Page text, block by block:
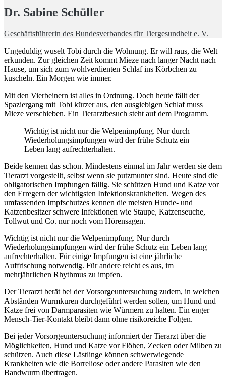
Dr. Sabine Schüller
Geschäftsführerin des Bundesverbandes für Tiergesundheit e. V.
Ungeduldig wuselt Tobi durch die Wohnung. Er will raus, die Welt
erkunden. Zur gleichen Zeit kommt Mieze nach langer Nacht nach
Hause, um sich zum wohlverdienten Schlaf ins Körbchen zu
kuscheln. Ein Morgen wie immer.
Mit den Vierbeinern ist alles in Ordnung. Doch heute fällt der
Spaziergang mit Tobi kürzer aus, den ausgiebigen Schlaf muss
Mieze verschieben. Ein Tierarztbesuch steht auf dem Programm.
Wichtig ist nicht nur die Welpenimpfung. Nur durch
Wiederholungsimpfungen wird der frühe Schutz ein
Leben lang aufrechterhalten.
Beide kennen das schon. Mindestens einmal im Jahr werden sie dem
Tierarzt vorgestellt, selbst wenn sie putzmunter sind. Heute sind die
obligatorischen Impfungen fällig. Sie schützen Hund und Katze vor
den Erregern der wichtigsten Infektionskrankheiten. Wegen des
umfassenden Impfschutzes kennen die meisten Hunde- und
Katzenbesitzer schwere Infektionen wie Staupe, Katzenseuche,
Tollwut und Co. nur noch vom Hörensagen.
Wichtig ist nicht nur die Welpenimpfung. Nur durch
Wiederholungsimpfungen wird der frühe Schutz ein Leben lang
aufrechterhalten. Für einige Impfungen ist eine jährliche
Auffrischung notwendig. Für andere reicht es aus, im
mehrjährlichen Rhythmus zu impfen.
Der Tierarzt berät bei der Vorsorgeuntersuchung zudem, in welchen
Abständen Wurmkuren durchgeführt werden sollen, um Hund und
Katze frei von Darmparasiten wie Würmern zu halten. Ein enger
Mensch-Tier-Kontakt bleibt dann ohne risikoreiche Folgen.
Bei jeder Vorsorgeuntersuchung informiert der Tierarzt über die
Möglichkeiten, Hund und Katze vor Flöhen, Zecken oder Milben zu
schützen. Auch diese Lästlinge können schwerwiegende
Krankheiten wie die Borreliose oder andere Parasiten wie den
Bandwurm übertragen.